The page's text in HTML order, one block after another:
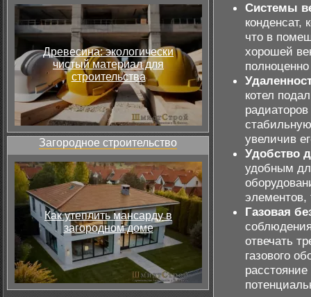
Древесина: экологически
чистый материал для
строительства
Загородное строительство
Как утеплить мансарду в
загородном доме
Системы
конденсат,
что в
хорошей
полноценно
котел
увеличив
Удобство
удобным
элементов,
Газовая
отвечать
газового